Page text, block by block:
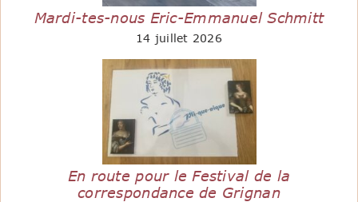
Mardi-tes-nous Eric-Emmanuel Schmitt
14 juillet 2026
En route pour le Festival de la
correspondance de Grignan